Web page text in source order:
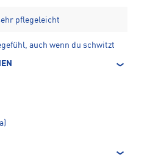
pflegeleicht
auch wenn du schwitzt